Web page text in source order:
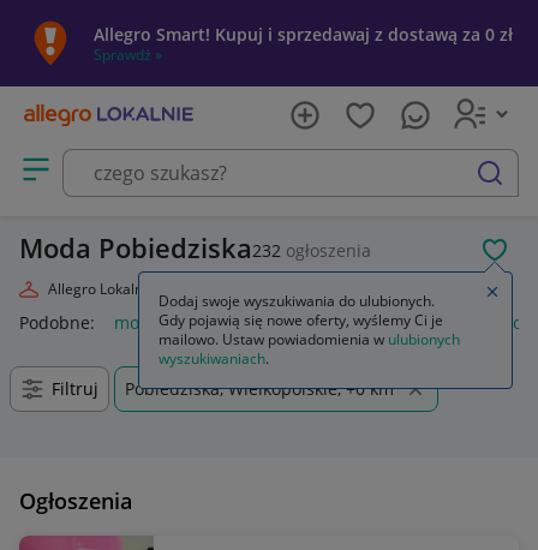
Allegro Smart! Kupuj i sprzedawaj z dostawą za 0 zł
Sprawdź »
Otwórz menu z kategoriami
szukaj
Moda Pobiedziska232 ogłoszenia
Allegro Lokalnie
Podobne: moda markowa moda 2026 moda damska
Filtruj Pobiedziska, Wielkopolskie, +0 km
Ogłoszenia
Dodaj swoje wyszukiwania do ulubionych.
Gdy pojawią się nowe oferty, wyślemy Ci je
mailowo. Ustaw powiadomienia w ulubionych
wyszukiwaniach.